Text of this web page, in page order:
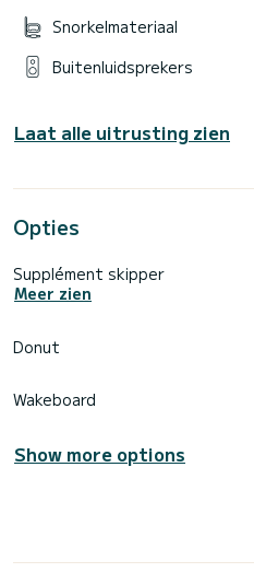
Snorkelmateriaal
Buitenluidsprekers
Laat alle uitrusting zien
Opties
Supplément skipper
Meer zien
Donut
Wakeboard
Show more options